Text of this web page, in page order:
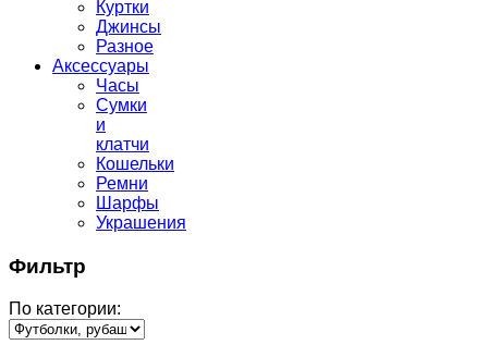
Куртки
Джинсы
Разное
Аксессуары
Часы
Сумки
и
клатчи
Кошельки
Ремни
Шарфы
Украшения
Фильтр
По категории: